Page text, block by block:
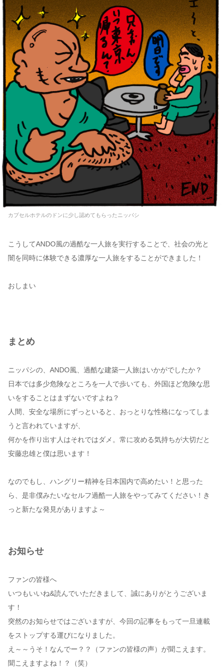
カプセルホテルのドンに少し認めてもらったニッパシ
こうしてANDO風の過酷な一人旅を実行することで、社会の光と
闇を同時に体験できる濃厚な一人旅をすることができました！
おしまい
まとめ
ニッパシの、ANDO風、過酷な建築一人旅はいかがでしたか？
日本では多少危険なところを一人で歩いても、外国ほど危険な思
いをすることはまずないですよね？
人間、安全な場所にずっといると、おっとりな性格になってしま
うと言われていますが、
何かを作り出す人はそれではダメ。常に攻める気持ちが大切だと
安藤忠雄と僕は思います！
なのでもし、ハングリー精神を日本国内で高めたい！と思った
ら、是非僕みたいなセルフ過酷一人旅をやってみてください！き
っと新たな発見がありますよ～
お知らせ
ファンの皆様へ
いつもいいね&読んでいただきまして、誠にありがとうございま
す！
突然のお知らせではございますが、今回の記事をもって一旦連載
をストップする運びになりました。
え～～うそ！なんでー？？（ファンの皆様の声）が聞こえます。
聞こえますよね！？（笑）